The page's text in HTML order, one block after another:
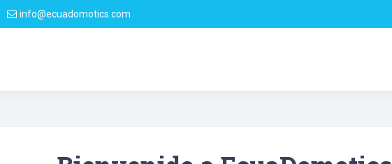
info@ecuadomotics.com